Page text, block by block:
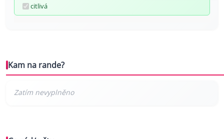
citlivá
Kam na rande?